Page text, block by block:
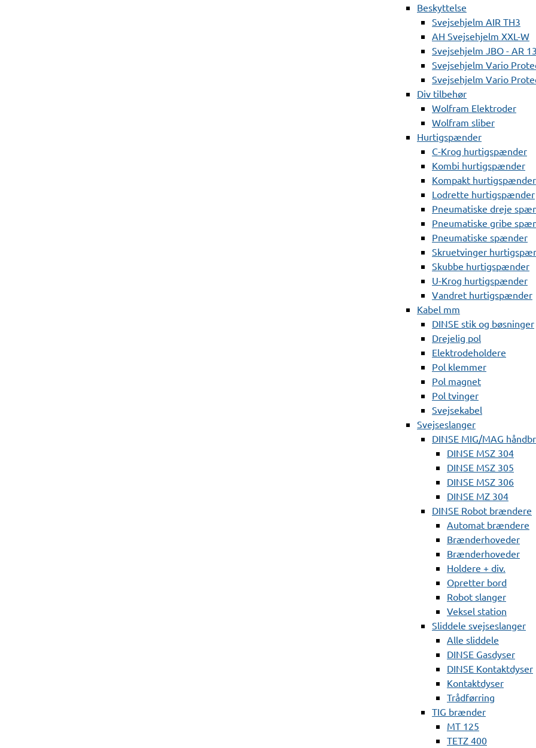
Beskyttelse
Svejsehjelm AIR TH3
AH Svejsehjelm XXL-W
Svejsehjelm JBO - AR
Svejsehjelm Vario
Svejsehjelm Vario
Div tilbehør
Wolfram Elektroder
Wolfram sliber
Hurtigspænder
C-Krog hurtigspænder
Kombi hurtigspænder
Kompakt hurtigspænder
Lodrette hurtigspænder
Pneumatiske dreje
Pneumatiske gribe
Pneumatiske spænder
Skruetvinger
Skubbe hurtigspænder
U-Krog hurtigspænder
Vandret hurtigspænder
Kabel mm
DINSE stik og bøsninger
Drejelig pol
Elektrodeholdere
Pol klemmer
Pol magnet
Pol tvinger
Svejsekabel
Svejseslanger
DINSE MIG/MAG
DINSE MSZ 304
DINSE MSZ 305
DINSE MSZ 306
DINSE MZ 304
DINSE Robot brændere
Automat brændere
Brænderhoveder
Brænderhoveder
Holdere + div.
Opretter bord
Robot slanger
Veksel station
Sliddele svejseslanger
Alle sliddele
DINSE Gasdyser
DINSE Kontaktdyser
Kontaktdyser
Trådførring
TIG brænder
MT 125
TETZ 400